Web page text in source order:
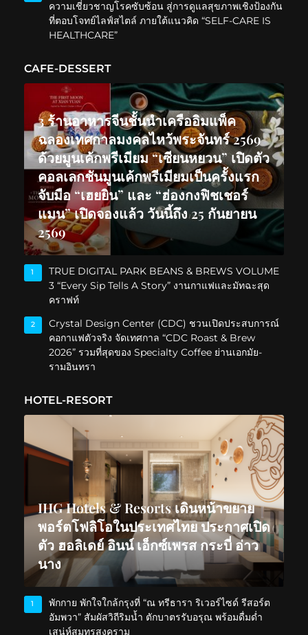
ความเชี่ยวชาญโรคซับซ้อน สู่การดูแลสุขภาพเชิงป้องกัน
ที่ตอบโจทย์ไลฟ์สไตล์ ภายใต้แนวคิด “SELF-CARE IS
HEALTHCARE”
CAFE-DESSERT
3 ร้านอาหารจีนชั้นนำเครืออิมแพ็ค
ฉลองเทศกาลมงคลไหว้พระจันทร์ 2569
ด้วยมูนเค้กพรีเมียม “เซียนหยวน” เปิดตัว
คอลเลกชันมูนเค้กพรีเมียมเป็นครั้งแรก
จับมือ “เฮยยิน” และ “ฮ่องกงฟิชเชอร์
แมน” เปิดจองแล้ว วันนี้ถึง 25 กันยายน
2569
1
TRUE DIGITAL PARK BEANS & BREWS VOLUME
3 “Every Sip Tells A Story” งานกาแฟและมัทฉะสุด
คราฟท์
2
Crystal Design Center (CDC) ชวนเปิดประสบการณ์
คอกาแฟตัวจริง จัดเทศกาล “CDC Roast & Brew
2026” รวมที่สุดของ Specialty Coffee ย่านเอกมัย-
รามอินทรา
HOTEL-RESORT
IHG Hotels & Resorts เดินหน้าขยาย
พอร์ตโฟลิโอในประเทศไทย ประกาศเปิด
ตัว ฮอลิเดย์ อินน์ เอ็กซ์เพรส กระบี่ อ่าว
นาง
1
พักกาย พักใจใกล้กรุงที่ “ณ ทรีธารา ริเวอร์ไซด์ รีสอร์ต
อัมพวา” สัมผัสวิถีริมน้ำ ตักบาตรรับอรุณ พร้อมดื่มด่ำ
เสน่ห์สมุทรสงคราม